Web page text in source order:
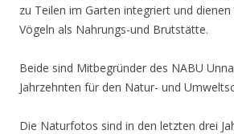
zu Teilen im Garten integriert und
Vögeln als Nahrungs-und Brutstätte.
Beide sind Mitbegründer des NABU
Jahrzehnten für den Natur- und
Die Naturfotos sind in den letzten drei